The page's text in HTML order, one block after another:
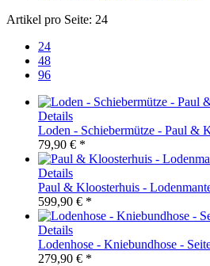
Artikel pro Seite: 24
24
48
96
Details
Loden - Schiebermütze - Paul &
79,90 € *
Details
Paul & Kloosterhuis -
599,90 € *
Details
Lodenhose - Kniebundhose -
279,90 € *